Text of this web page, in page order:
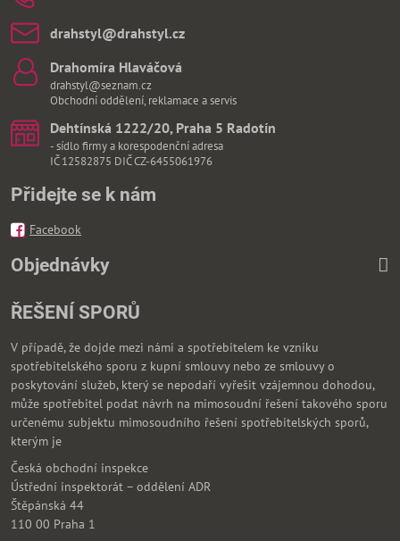
drahstyl​@drahstyl​.cz
Drahomíra Hlaváčová
drahstyl@seznam.cz
Obchodní oddělení, reklamace a servis
Dehtínská 1222/20, Praha 5 Radotín
- sídlo firmy a korespodenční adresa
IČ 12582875 DIČ CZ-6455061976
Přidejte se k nám
Facebook
Objednávky
ŘEŠENÍ SPORŮ
V případě, že dojde mezi námi a spotřebitelem ke vzniku
spotřebitelského sporu z kupní smlouvy nebo ze smlouvy o
poskytování služeb, který se nepodaří vyřešit vzájemnou dohodou,
může spotřebitel podat návrh na mimosoudní řešení takového sporu
určenému subjektu mimosoudního řešení spotřebitelských sporů,
kterým je
Česká obchodní inspekce
Ústřední inspektorát – oddělení ADR
Štěpánská 44
110 00 Praha 1